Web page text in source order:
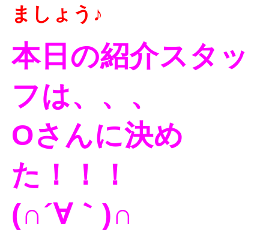
ましょう♪
本日の紹介スタッ
フは、、、
Oさんに決め
た！！！
(∩´∀｀)∩